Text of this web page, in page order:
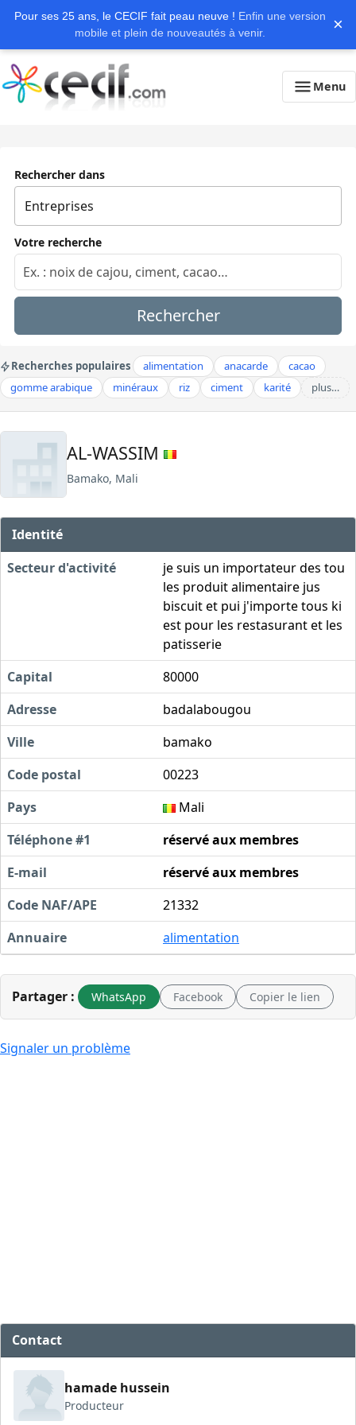
Pour ses 25 ans, le CECIF fait peau neuve ! Enfin une version
mobile et plein de nouveautés à venir.
×
Menu
Rechercher dans
Votre recherche
Rechercher
Recherches populaires alimentation anacarde
cacao
gomme arabique
minéraux riz ciment karité plus…
AL-WASSIM
Bamako, Mali
Identité
Secteur d'activité
je suis un importateur des tou
les produit alimentaire jus
biscuit et pui j'importe tous ki
est pour les restasurant et les
patisserie
Capital
80000
Adresse
badalabougou
Ville
bamako
Code postal
00223
Pays
Mali
Téléphone #1
réservé aux membres
E-mail
réservé aux membres
Code NAF/APE
21332
Annuaire
alimentation
Partager : WhatsApp Facebook Copier le lien
Signaler un problème
Contact
hamade hussein
Producteur